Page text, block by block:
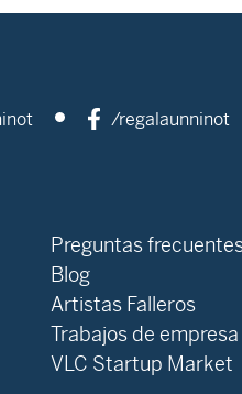
/regalaunninot
Preguntas
Blog
Artistas Falleros
Trabajos de empresa
VLC Startup Market